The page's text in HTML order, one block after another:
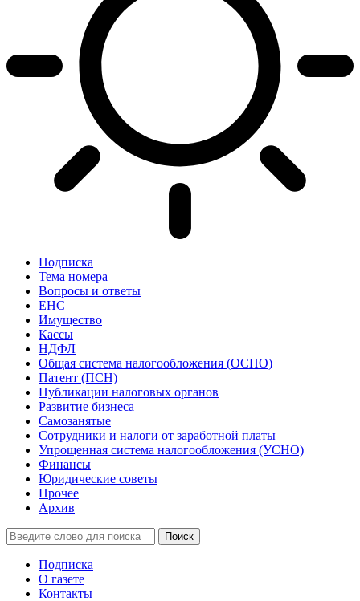
Подписка
Тема номера
Вопросы и ответы
ЕНС
Имущество
Кассы
НДФЛ
Общая система налогообложения (ОСНО)
Патент (ПСН)
Публикации налоговых органов
Развитие бизнеса
Самозанятые
Сотрудники и налоги от заработной платы
Упрощенная система налогообложения (УСНО)
Финансы
Юридические советы
Прочее
Архив
Подписка
О газете
Контакты